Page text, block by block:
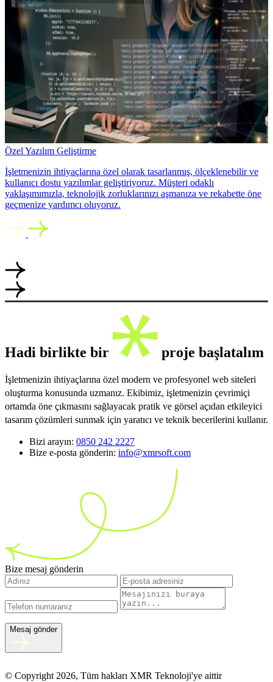
Özel Yazılım Geliştirme
İşletmenizin ihtiyaçlarına özel olarak tasarlanmış, ölçeklenebilir ve
kullanıcı dostu yazılımlar geliştiriyoruz. Müşteri odaklı
yaklaşımımızla, teknolojik zorluklarınızı aşmanıza ve rekabette öne
geçmenize yardımcı oluyoruz.
Hadi birlikte bir proje başlatalım
İşletmenizin ihtiyaçlarına özel modern ve profesyonel web siteleri
oluşturma konusunda uzmanız. Ekibimiz, işletmenizin çevrimiçi
ortamda öne çıkmasını sağlayacak pratik ve görsel açıdan etkileyici
tasarım çözümleri sunmak için yaratıcı ve teknik becerilerini kullanır.
Bizi arayın: 0850 242 2227
Bize e-posta gönderin: info@xmrsoft.com
Bize mesaj gönderin
Mesaj gönder
© Copyright 2026, Tüm hakları XMR Teknoloji'ye aittir